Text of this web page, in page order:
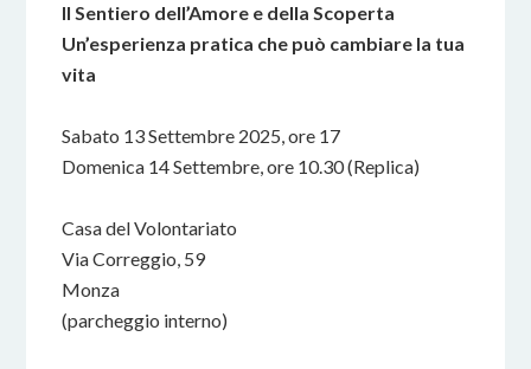
Il Sentiero dell’Amore e della Scoperta
Un’esperienza pratica che può cambiare la tua
vita
Sabato 13 Settembre 2025, ore 17
Domenica 14 Settembre, ore 10.30 (Replica)
Casa del Volontariato
Via Correggio, 59
Monza
(parcheggio interno)